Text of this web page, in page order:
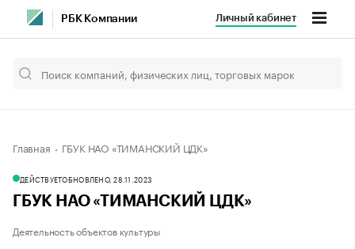
РБК Компании Личный кабинет
Главная ГБУК НАО «ТИМАНСКИЙ ЦДК»
ДЕЙСТВУЕТОБНОВЛЕНО, 28.11.2023
ГБУК НАО «ТИМАНСКИЙ ЦДК»
Деятельность объектов культуры